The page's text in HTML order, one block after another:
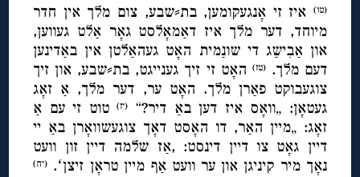
(טו) איז זי אָנגעקומען, בת⸗שבע, צום מלך אין חדר
מיוחד, דער מלך איז דאַמאָלסט גאָר אַלט געווען,
און אַבִישַג די שונַמית האָט געהאַלטן אין באַדינען
דעם מלך.(טז) האָט זי זיך גענייגט, בת⸗שבע, און זיך
צוגעבוקט פאַרן מלך. האָט ער, דער מלך, אַ זאָג
געטאָן: „וואָס איז דען באַ דיר?“
(יז)טוט זי עם אַ
זאָג: „מיין האַר, דו האָסט דאָך צוגעשוואָרן באַ יי
דיין גאָט צו דיין דינסט: ,אַז שלמה דיין זון וועט
נאָך מיר קיניגן און ער וועט אַף מיין טראָן זיצןʻ.
(יח)